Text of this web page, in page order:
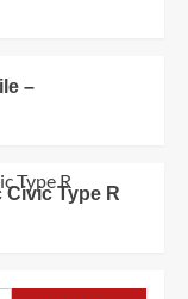
–
Type R